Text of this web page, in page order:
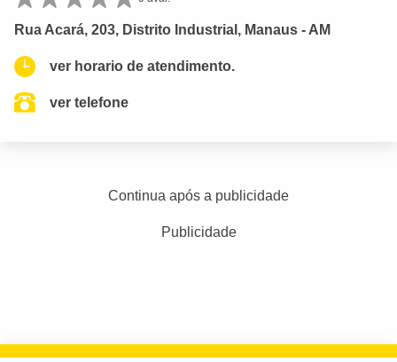
Rua Acará, 203, Distrito Industrial, Manaus - AM
ver horario de atendimento.
ver telefone
Continua após a publicidade
Publicidade